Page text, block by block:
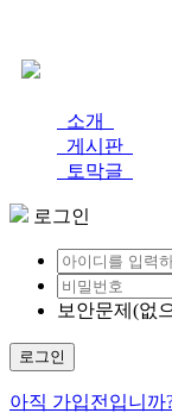
소개
게시판
토막글
로그인
보안문제(없
로그인
아직 가입전입니까